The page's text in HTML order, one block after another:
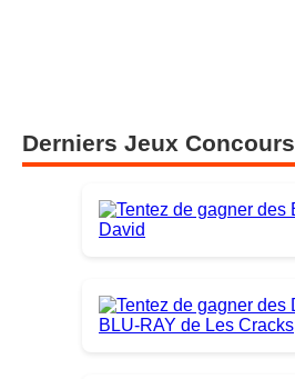
Derniers Jeux Concours